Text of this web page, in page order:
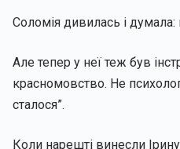
Соломія дивилась і думала:
Але тепер у неї теж був
красномовство. Не
сталося”.
Коли нарешті винесли